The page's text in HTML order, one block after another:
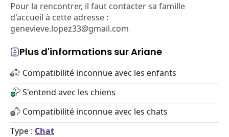
Pour la rencontrer, il faut contacter sa famille
d'accueil à cette adresse :
genevieve.lopez33@gmail.com
Plus d'informations sur Ariane
Compatibilité inconnue avec les enfants
S'entend avec les chiens
Compatibilité inconnue avec les chats
Type : Chat